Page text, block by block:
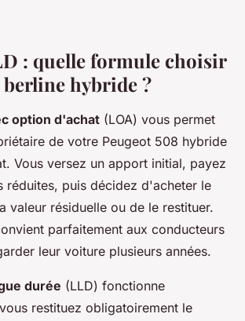
: quelle formule choisir
hybride ?
option d'achat (LOA) vous permet
de votre Peugeot 508 hybride
Vous versez un apport initial, payez
réduites, puis décidez d'acheter le
valeur résiduelle ou de le restituer.
parfaitement aux conducteurs
leur voiture plusieurs années.
durée (LLD) fonctionne
restituez obligatoirement le